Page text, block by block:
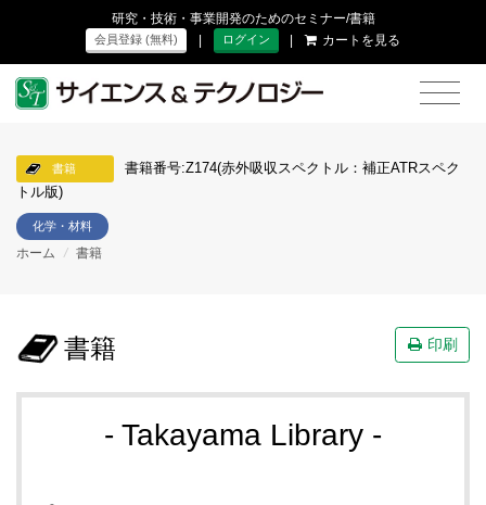
研究・技術・事業開発のためのセミナー/書籍
会員登録 (無料) | ログイン | カートを見る
書籍
書籍番号:Z174(赤外吸収スペクトル：補正ATRスペク
トル版)
化学・材料
ホーム / 書籍
書籍 印刷
- Takayama Library -